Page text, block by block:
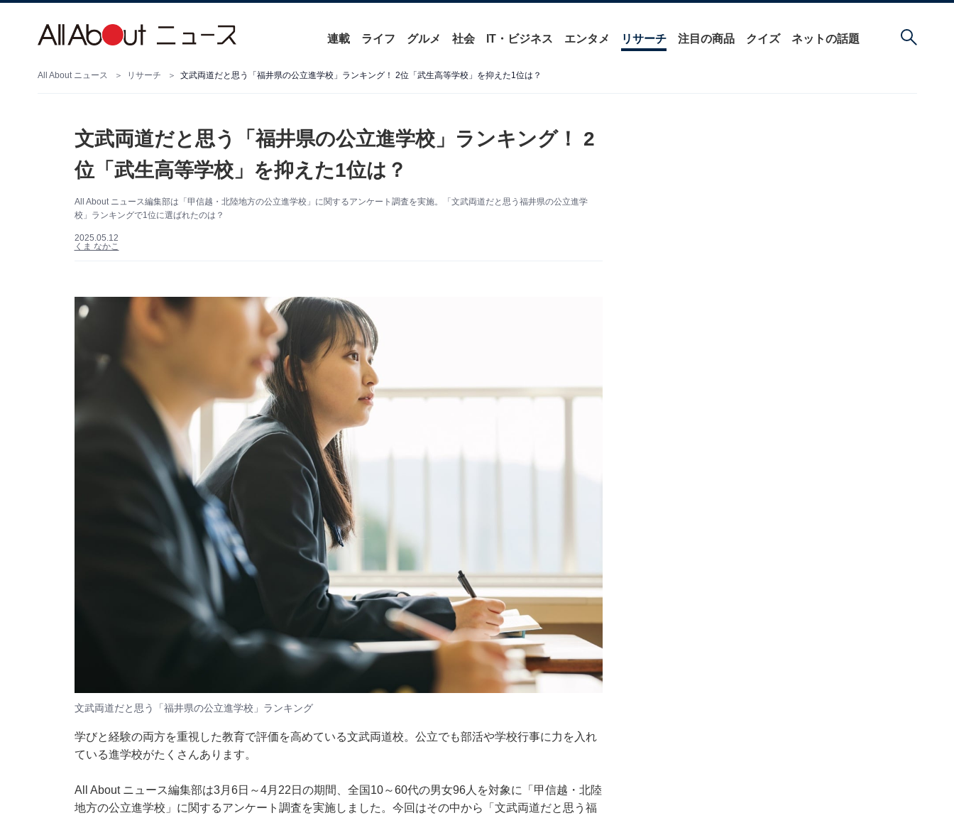
連載 ライフ グルメ 社会 IT・ビジネス エンタメ リサーチ 注目の商品 クイズ ネットの話題
All About ニュース リサーチ 文武両道だと思う「福井県の公立進学校」ランキング！ 2位「武生高等学校」を抑えた1位は？
文武両道だと思う「福井県の公立進学校」ランキング！ 2
位「武生高等学校」を抑えた1位は？
All About ニュース編集部は「甲信越・北陸地方の公立進学校」に関するアンケート調査を実施。「文武両道だと思う福井県の公立進学
校」ランキングで1位に選ばれたのは？
2025.05.12
くま なかこ
文武両道だと思う「福井県の公立進学校」ランキング
学びと経験の両方を重視した教育で評価を高めている文武両道校。公立でも部活や学校行事に力を入れ
ている進学校がたくさんあります。
All About ニュース編集部は3月6日～4月22日の期間、全国10～60代の男女96人を対象に「甲信越・北陸
地方の公立進学校」に関するアンケート調査を実施しました。今回はその中から「文武両道だと思う福